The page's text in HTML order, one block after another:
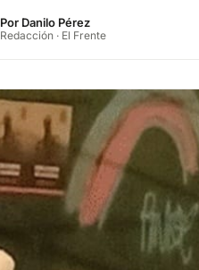
Por Danilo Pérez
Redacción · El Frente